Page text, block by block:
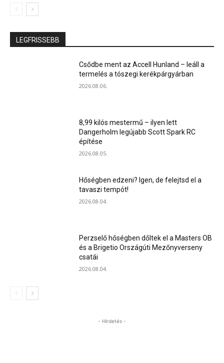
LEGFRISSEBB
Csődbe ment az Accell Hunland – leáll a
termelés a tószegi kerékpárgyárban
2026.08.06.
8,99 kilós mestermű – ilyen lett
Dangerholm legújabb Scott Spark RC
építése
2026.08.05.
Hőségben edzeni? Igen, de felejtsd el a
tavaszi tempót!
2026.08.04.
Perzselő hőségben dőltek el a Masters OB
és a Brigetio Országúti Mezőnyverseny
csatái
2026.08.04.
- Hirdetés -